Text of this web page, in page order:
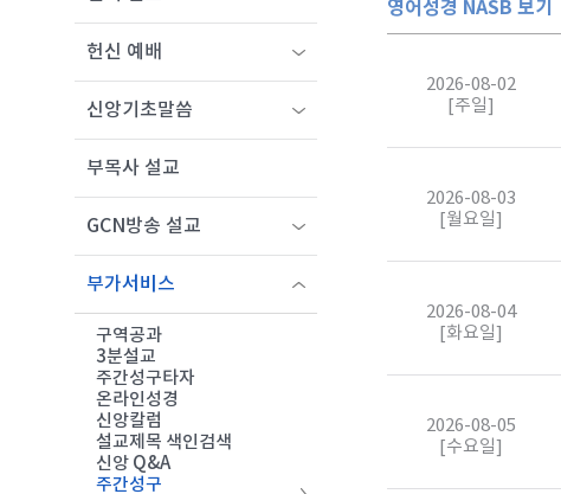
영어성경 NASB 보기
2026-08-02
[주일]
2026-08-03
[월요일]
2026-08-04
[화요일]
2026-08-05
[수요일]
헌신 예배
신앙기초말씀
부목사 설교
GCN방송 설교
부가서비스
구역공과
3분설교
주간성구타자
온라인성경
신앙칼럼
설교제목 색인검색
신앙 Q&A
주간성구